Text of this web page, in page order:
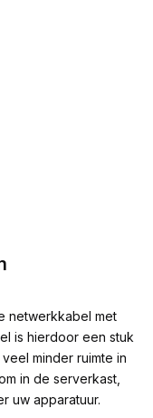
netwerkkabel met
is hierdoor een stuk
minder ruimte in
in de serverkast,
uw apparatuur.